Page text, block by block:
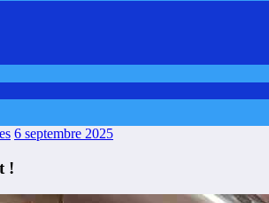
6 septembre 2025
!